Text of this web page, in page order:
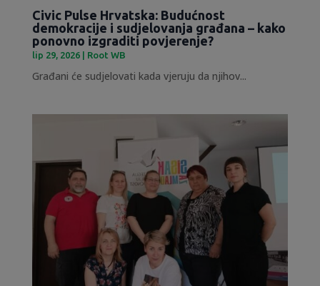
Civic Pulse Hrvatska: Budućnost
demokracije i sudjelovanja građana – kako
ponovno izgraditi povjerenje?
lip 29, 2026| Root WB
Građani će sudjelovati kada vjeruju da njihov...